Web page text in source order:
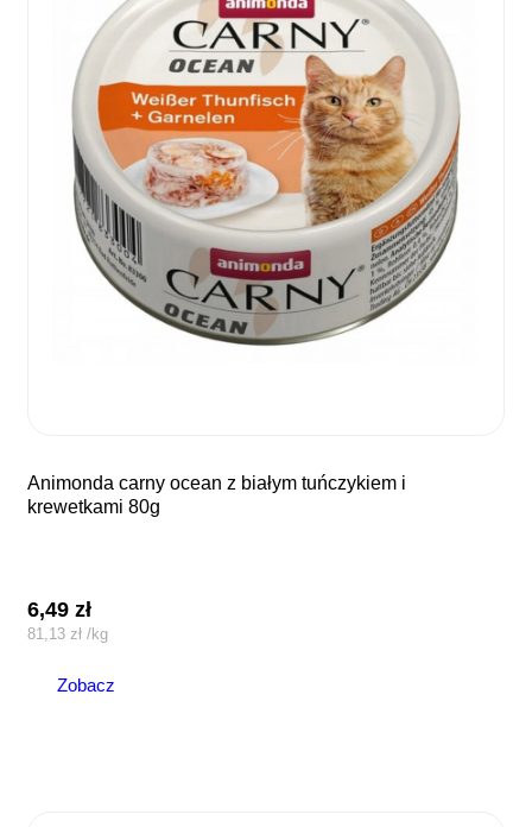
animonda carny ocean z białym tuńczykiem i
krewetkami 80g
6,49zł
81,13 zł /kg
Zobacz